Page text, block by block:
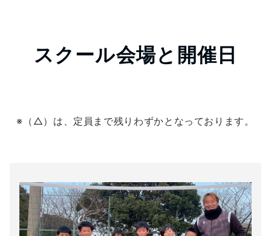
スクール会場と開催日
※（△）は、定員まで残りわずかとなっております。